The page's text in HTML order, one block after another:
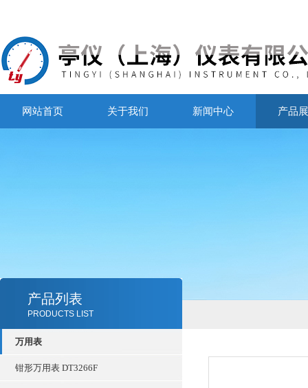
网站首页 关于我们 新闻中心 产品
产品列表
PRODUCTS LIST
万用表
钳形万用表 DT3266F